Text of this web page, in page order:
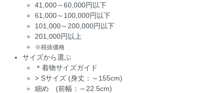
41,000～60,000円以下
61,000～100,000円以下
101,000～200,000円以下
201,000円以上
※税抜価格
サイズから選ぶ
＊着物サイズガイド
> Sサイズ (身丈：～155cm)
細め (前幅：～22.5cm)